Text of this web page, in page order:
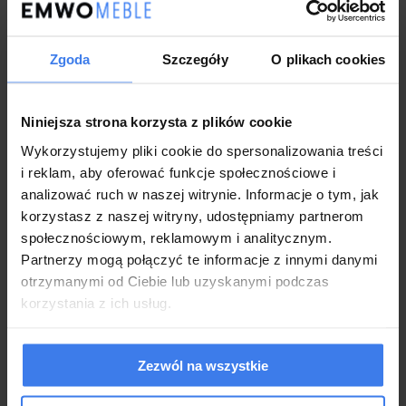
Zgoda Szczegóły O plikach cookies
Niniejsza strona korzysta z plików cookie
Wykorzystujemy pliki cookie do spersonalizowania treści
i reklam, aby oferować funkcje społecznościowe i
analizować ruch w naszej witrynie. Informacje o tym, jak
korzystasz z naszej witryny, udostępniamy partnerom
społecznościowym, reklamowym i analitycznym.
Partnerzy mogą połączyć te informacje z innymi danymi
otrzymanymi od Ciebie lub uzyskanymi podczas
korzystania z ich usług.
Zezwól na wszystkie
Wymiary:
Wysokość: 96 cm
Powierzchnia
Opcjonalnie do wyboru w
wariantach
Wykonanie:
Łóżko wykonane z najwyższej jakości materiałów
Wyjątkowatkanina boucle
Dekoracyjne przeszyciapodkreślające obłe kształty
Wyprofilowany zagłówek gwarantujący maksymalny poziom
Praktycznypojemnik na pościel z materiałowym dnem